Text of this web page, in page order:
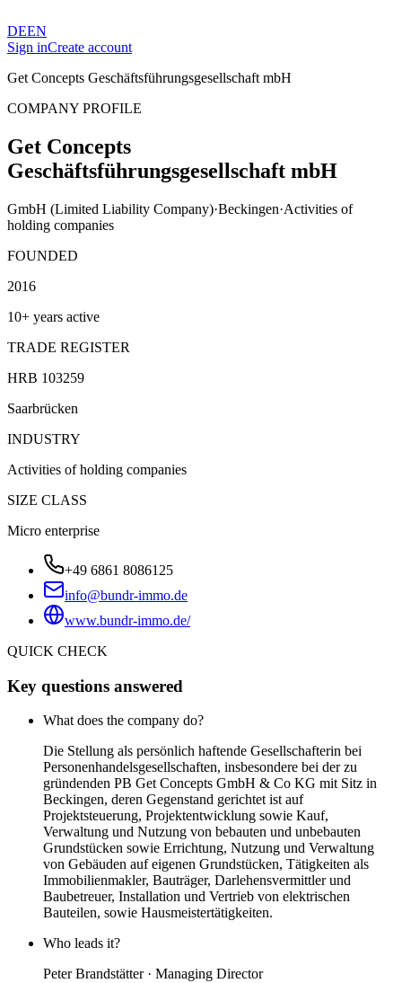
DEEN
Sign inCreate account
Get Concepts Geschäftsführungsgesellschaft mbH
COMPANY PROFILE
Get Concepts
Geschäftsführungsgesellschaft mbH
GmbH (Limited Liability Company)·Beckingen·Activities of
holding companies
FOUNDED
2016
10+ years active
TRADE REGISTER
HRB 103259
Saarbrücken
INDUSTRY
Activities of holding companies
SIZE CLASS
Micro enterprise
+49 6861 8086125
info@bundr-immo.de
www.bundr-immo.de/
QUICK CHECK
Key questions answered
What does the company do?
Die Stellung als persönlich haftende Gesellschafterin bei
Personenhandelsgesellschaften, insbesondere bei der zu
gründenden PB Get Concepts GmbH & Co KG mit Sitz in
Beckingen, deren Gegenstand gerichtet ist auf
Projektsteuerung, Projektentwicklung sowie Kauf,
Verwaltung und Nutzung von bebauten und unbebauten
Grundstücken sowie Errichtung, Nutzung und Verwaltung
von Gebäuden auf eigenen Grundstücken, Tätigkeiten als
Immobilienmakler, Bauträger, Darlehensvermittler und
Baubetreuer, Installation und Vertrieb von elektrischen
Bauteilen, sowie Hausmeistertätigkeiten.
Who leads it?
Peter Brandstätter · Managing Director